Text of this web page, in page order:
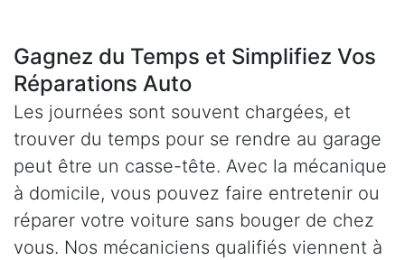
Gagnez du Temps et Simplifiez Vos
Réparations Auto
Les journées sont souvent chargées, et
trouver du temps pour se rendre au garage
peut être un casse-tête. Avec la mécanique
à domicile, vous pouvez faire entretenir ou
réparer votre voiture sans bouger de chez
vous. Nos mécaniciens qualifiés viennent à